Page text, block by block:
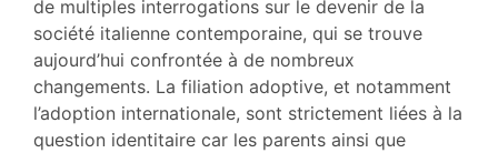
Auteur
de multiples interrogations sur le devenir de la
société italienne contemporaine, qui se trouve
aujourd’hui confrontée à de nombreux
changements. La filiation adoptive, et notamment
l’adoption internationale, sont strictement liées à la
question identitaire car les parents ainsi que